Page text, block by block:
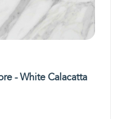
- White Calacatta